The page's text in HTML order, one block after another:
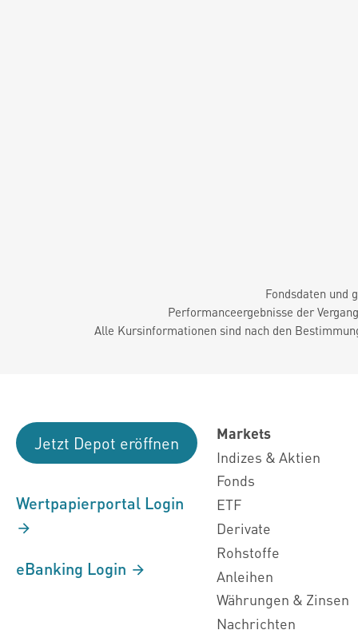
Fondsdaten und
Performanceergebnisse der
Alle Kursinformationen sind nach den
Jetzt Depot eröffnen
Wertpapierportal Login
eBanking Login
Markets
Indizes & Aktien
Fonds
ETF
Derivate
Rohstoffe
Anleihen
Währungen & Zinsen
Nachrichten